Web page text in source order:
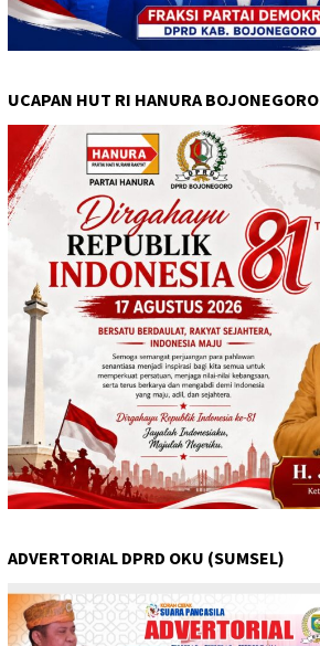
UCAPAN HUT RI HANURA BOJONEGORO
ADVERTORIAL DPRD OKU (SUMSEL)